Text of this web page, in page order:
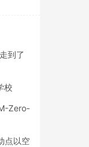
到了
校
Zero-
点以空